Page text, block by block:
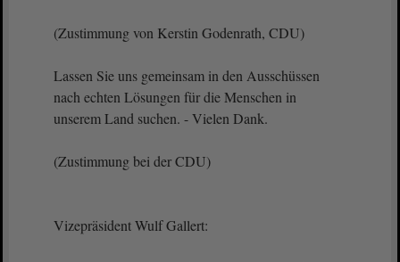
(Zustimmung von Kerstin Godenrath, CDU)
Lassen Sie uns gemeinsam in den Ausschüssen
nach echten Lösungen für die Menschen in
unserem Land suchen. - Vielen Dank.
(Zustimmung bei der CDU)
Vizepräsident Wulf Gallert: